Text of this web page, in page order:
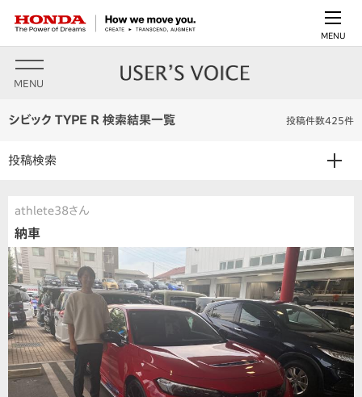
MENU
MENU
シビック TYPE R 検索結果一覧 投稿件数425件
投稿検索
athlete38さん
納車